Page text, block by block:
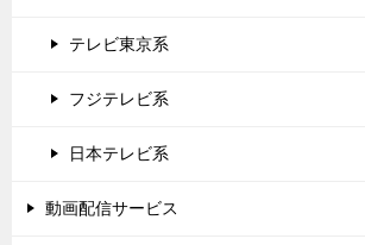
テレビ東京系
フジテレビ系
日本テレビ系
動画配信サービス